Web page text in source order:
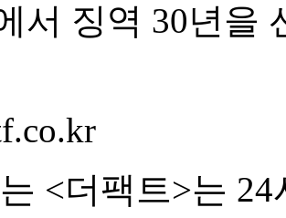
서 징역 30년을
<더팩트>는